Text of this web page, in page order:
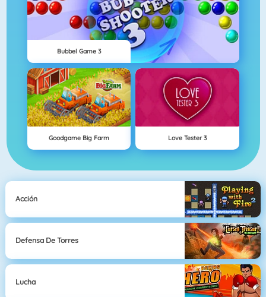
Bubbel Game 3
Goodgame Big Farm Love Tester 3
Acción
Defensa De Torres
Lucha